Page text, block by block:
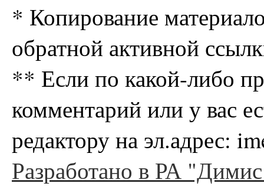
* Копирование
обратной активной
** Если по какой-либо
комментарий или у вас
редактору на эл.адрес:
Разработано в РА